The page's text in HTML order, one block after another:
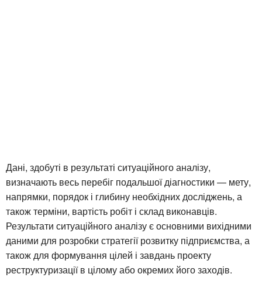
Дані, здобуті в результаті ситуаційного аналізу,
визначають весь перебіг подальшої діагностики — мету,
напрямки, порядок і глибину необхідних досліджень, а
також терміни, вартість робіт і склад виконавців.
Результати ситуаційного аналізу є основними вихідними
даними для розробки стратегії розвитку підприємства, а
також для формування цілей і завдань проекту
реструктуризації в цілому або окремих його заходів.